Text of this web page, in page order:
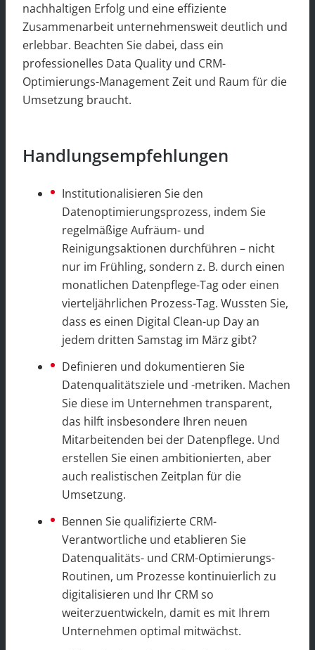
nachhaltigen Erfolg und eine effiziente
Zusammenarbeit unternehmensweit deutlich und
erlebbar. Beachten Sie dabei, dass ein
professionelles Data Quality und CRM-
Optimierungs-Management Zeit und Raum für die
Umsetzung braucht.
Handlungsempfehlungen
Institutionalisieren Sie den
Datenoptimierungsprozess, indem Sie
regelmäßige Aufräum- und
Reinigungsaktionen durchführen – nicht
nur im Frühling, sondern z. B. durch einen
monatlichen Datenpflege-Tag oder einen
vierteljährlichen Prozess-Tag. Wussten Sie,
dass es einen Digital Clean-up Day an
jedem dritten Samstag im März gibt?
Definieren und dokumentieren Sie
Datenqualitätsziele und -metriken. Machen
Sie diese im Unternehmen transparent,
das hilft insbesondere Ihren neuen
Mitarbeitenden bei der Datenpflege. Und
erstellen Sie einen ambitionierten, aber
auch realistischen Zeitplan für die
Umsetzung.
Bennen Sie qualifizierte CRM-
Verantwortliche und etablieren Sie
Datenqualitäts- und CRM-Optimierungs-
Routinen, um Prozesse kontinuierlich zu
digitalisieren und Ihr CRM so
weiterzuentwickeln, damit es mit Ihrem
Unternehmen optimal mitwächst.